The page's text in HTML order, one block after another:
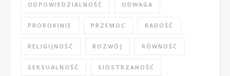
ODPOWIEDZIALNOŚĆ ODWAGA
PROROKINIE PRZEMOC RADOŚĆ
RELIGIJNOŚĆ ROZWÓJ RÓWNOŚĆ
SEKSUALNOŚĆ SIOSTRZANOŚĆ